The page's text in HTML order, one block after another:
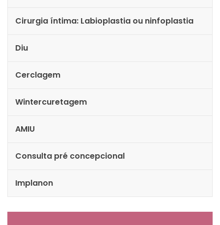
Cirurgia íntima: Labioplastia ou ninfoplastia
Diu
Cerclagem
Wintercuretagem
AMIU
Consulta pré concepcional
Implanon